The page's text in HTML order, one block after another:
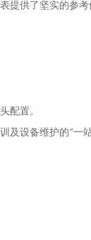
提供了坚实的参考
配置。
及设备维护的“一